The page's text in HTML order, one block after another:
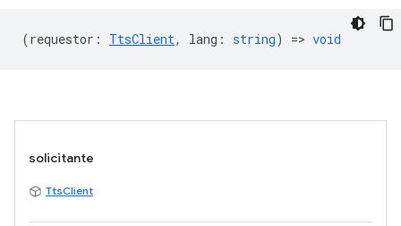
(requestor : TtsClient, lang : string) => void
solicitante
TtsClient